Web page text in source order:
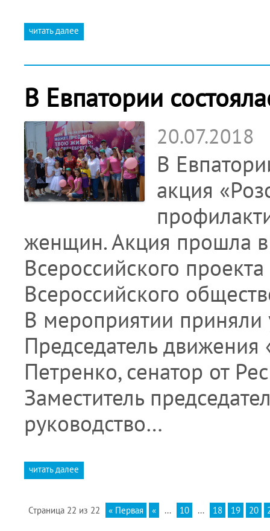
читать далее
В Евпатории
20.07.2018
В
акция
женщин. Акция прошла
Всероссийского
Всероссийского
В мероприятии приняли
Председатель
Петренко, сенатор от
Заместитель
руководство…
читать далее
Страница 22 из 22 « Первая « ... 10 ... 18 19 20